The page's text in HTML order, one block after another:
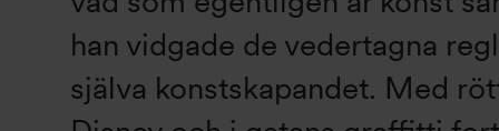
han vidgade de vedertagna
själva konstskapandet. Med